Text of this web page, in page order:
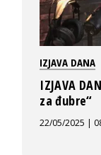
IZJAVA DANA
IZJAVA
za đubre“
22/05/2025 |